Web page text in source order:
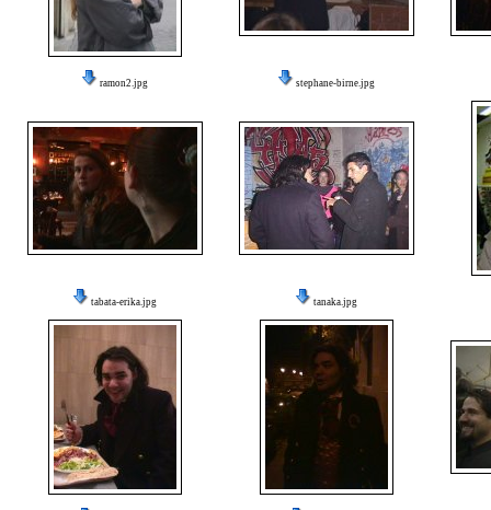
ramon2.jpg stephane-birne.jpg
tabata-erika.jpg tanaka.jpg